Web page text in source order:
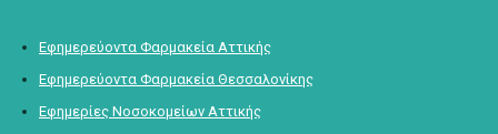
Εφημερεύοντα Φαρμακεία Αττικής
Εφημερεύοντα Φαρμακεία Θεσσαλονίκης
Εφημερίες Νοσοκομείων Αττικής